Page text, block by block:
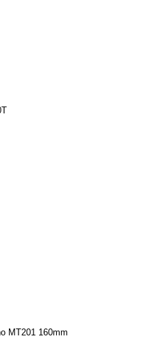
MT201 160mm